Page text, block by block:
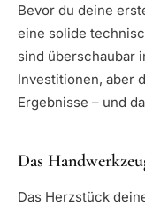
Bevor du deine
eine solide
sind überschaubar
Investitionen, aber
Ergebnisse – und
Das
Das Herzstück